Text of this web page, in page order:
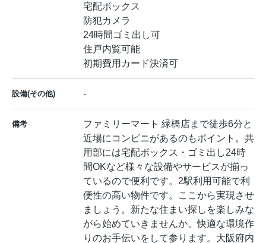
宅配ボックス
防犯カメラ
24時間ゴミ出し可
住戸内覧可能
初期費用カード決済可
設備(その他) -
備考
ファミリーマート 緑橋店まで徒歩6分と
近場にコンビニがあるのもポイント。共
用部には宅配ボックス・ゴミ出し24時
間OKなど様々な設備やサービスが揃っ
ているので便利です。2駅利用可能で利
便性の高い物件です。ここから実現させ
ましょう。新たな住まい探しを楽しみな
がら始めていきませんか。快適な環境作
りのお手伝いをして参ります。大阪府内